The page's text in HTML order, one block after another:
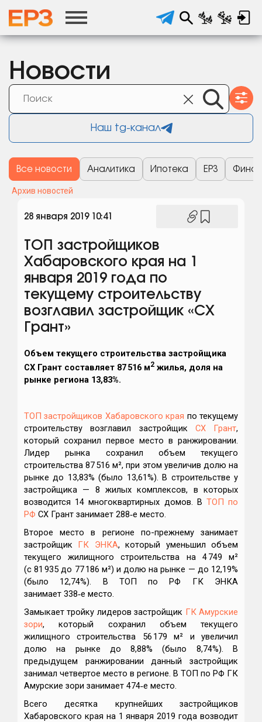
Новости
Наш tg-канал
Все новости Аналитика Ипотека ЕРЗ
Архив новостей
28 января 2019 10:41
ТОП застройщиков
Хабаровского края на 1
января 2019 года по
текущему строительству
возглавил застройщик «СХ
Грант»
Объем текущего строительства застройщика
СХ Грант составляет 87 516 м2 жилья, доля на
рынке региона 13,83%.
ТОП застройщиков Хабаровского края по текущему
строительству возглавил застройщик СХ Грант,
который сохранил первое место в ранжировании.
Лидер рынка сохранил объем текущего
строительства 87 516 м², при этом увеличив долю на
рынке до 13,83% (было 13,61%). В строительстве у
застройщика — 8 жилых комплексов, в которых
возводится 14 многоквартирных домов. В ТОП по
РФ СХ Грант занимает 288‑е место.
Второе место в регионе по-прежнему занимает
застройщик ГК ЭНКА, который уменьшил объем
текущего жилищного строительства на 4 749 м²
(с 81 935 до 77 186 м²) и долю на рынке — до 12,19%
(было 12,74%). В ТОП по РФ ГК ЭНКА
занимает 338‑е место.
Замыкает тройку лидеров застройщик ГК Амурские
зори, который сохранил объем текущего
жилищного строительства 56 179 м² и увеличил
долю на рынке до 8,88% (было 8,74%). В
предыдущем ранжировании данный застройщик
занимал четвертое место в регионе. В ТОП по РФ ГК
Амурские зори занимает 474‑е место.
Всего десятка крупнейших застройщиков
Хабаровского края на 1 января 2019 года возводит